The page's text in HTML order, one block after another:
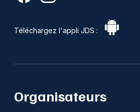
Téléchargez l'appli JDS :
Organisateurs